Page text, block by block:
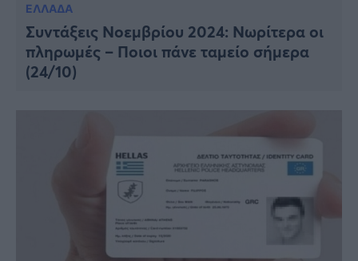
ΕΛΛΑΔΑ
Συντάξεις Νοεμβρίου 2024: Νωρίτερα οι
πληρωμές – Ποιοι πάνε ταμείο σήμερα
(24/10)